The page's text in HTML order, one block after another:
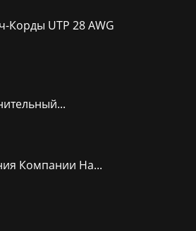
Корды UTP 28 AWG
Компании На...